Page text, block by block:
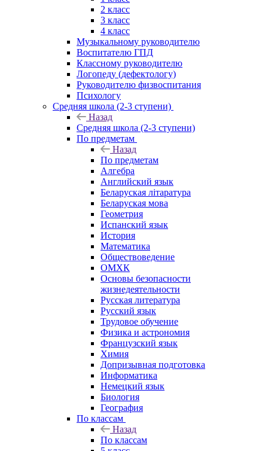
2 класс
3 класс
4 класс
Музыкальному руководителю
Воспитателю ГПД
Классному руководителю
Логопеду (дефектологу)
Руководителю физвоспитания
Психологу
Средняя школа (2-3 ступени)
Назад
Средняя школа (2-3 ступени)
По предметам
Назад
По предметам
Алгебра
Английский язык
Беларуская літаратура
Беларуская мова
Геометрия
Испанский язык
История
Математика
Обществоведение
ОМХК
Основы безопасности
жизнедеятельности
Русская литература
Русский язык
Трудовое обучение
Физика и астрономия
Французский язык
Химия
Допризывная подготовка
Информатика
Немецкий язык
Биология
География
По классам
Назад
По классам